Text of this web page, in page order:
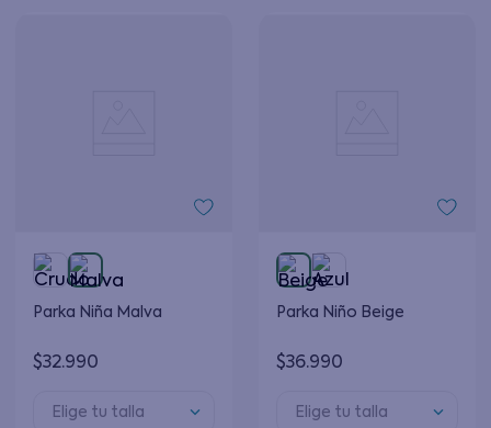
Parka Niña Malva
$32.990
Elige tu talla
Parka Niño Beige
$36.990
Elige tu talla